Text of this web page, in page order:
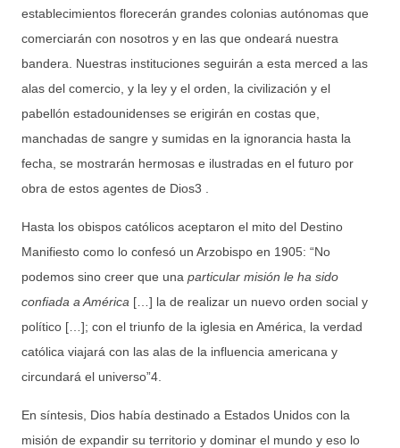
establecimientos florecerán grandes colonias autónomas que
comerciarán con nosotros y en las que ondeará nuestra
bandera. Nuestras instituciones seguirán a esta merced a las
alas del comercio, y la ley y el orden, la civilización y el
pabellón estadounidenses se erigirán en costas que,
manchadas de sangre y sumidas en la ignorancia hasta la
fecha, se mostrarán hermosas e ilustradas en el futuro por
obra de estos agentes de Dios3 .
Hasta los obispos católicos aceptaron el mito del Destino
Manifiesto como lo confesó un Arzobispo en 1905: “No
podemos sino creer que una particular misión le ha sido
confiada a América […] la de realizar un nuevo orden social y
político […]; con el triunfo de la iglesia en América, la verdad
católica viajará con las alas de la influencia americana y
circundará el universo”4.
En síntesis, Dios había destinado a Estados Unidos con la
misión de expandir su territorio y dominar el mundo y eso lo